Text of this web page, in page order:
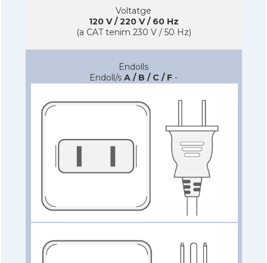
Voltatge
120 V / 220 V / 60 Hz
(a CAT tenim 230 V / 50 Hz)
Endolls
Endoll/s A / B / C / F -